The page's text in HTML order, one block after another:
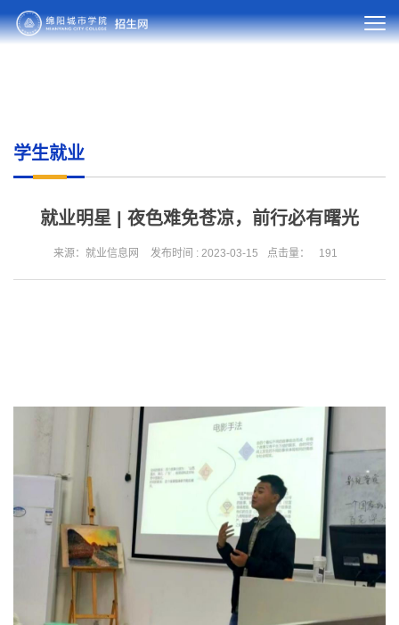
学生就业
就业明星 | 夜色难免苍凉，前行必有曙光
来源：就业信息网 发布时间 : 2023-03-15 点击量： 191